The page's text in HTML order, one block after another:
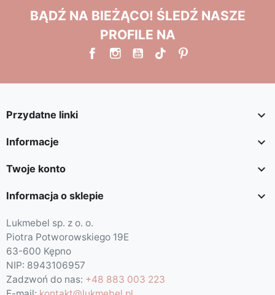
BĄDŹ NA BIEŻĄCO! ŚLEDŹ NASZE
PROFILE NA
Przydatne linki 
Informacje 
Twoje konto 
Informacja o sklepie 
Lukmebel sp. z o. o.
Piotra Potworowskiego 19E
63-600 Kępno
NIP: 8943106957
Zadzwoń do nas: +48 883 003 223